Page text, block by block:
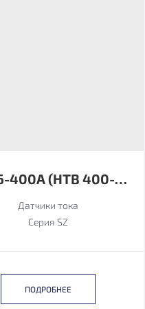
SZ116-400А (HTB 400-P ФУНКЦИОНАЛЬНЫЙ АНАЛОГ)
Датчики тока
Серия SZ
ПОДРОБНЕЕ